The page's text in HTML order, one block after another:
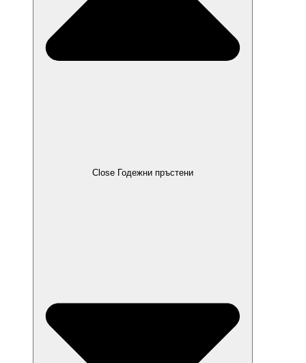
Close Годежни пръстени